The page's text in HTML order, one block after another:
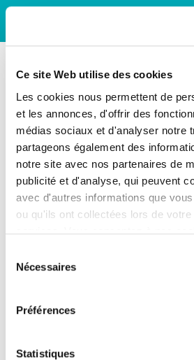
Ce site Web utilise des cookies
Les cookies nous permettent de
et les annonces, d'offrir des
médias sociaux et d'analyser notre
partageons également des
notre site avec nos partenaires de
publicité et d'analyse, qui peuvent
avec d'autres informations que
ou qu'ils ont collectées lors de
Nécessaires
Préférences
Statistiques